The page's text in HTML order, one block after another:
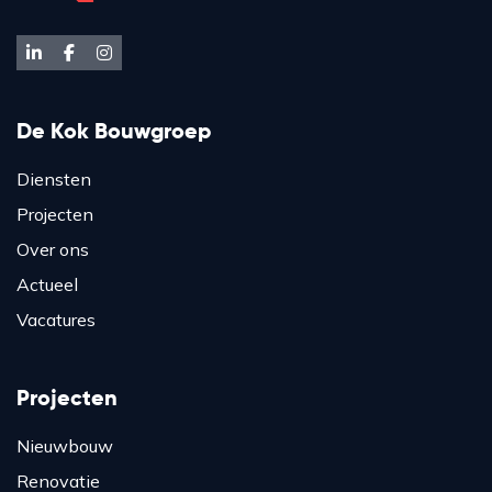
De Kok Bouwgroep
Diensten
Projecten
Over ons
Actueel
Vacatures
Projecten
Nieuwbouw
Renovatie